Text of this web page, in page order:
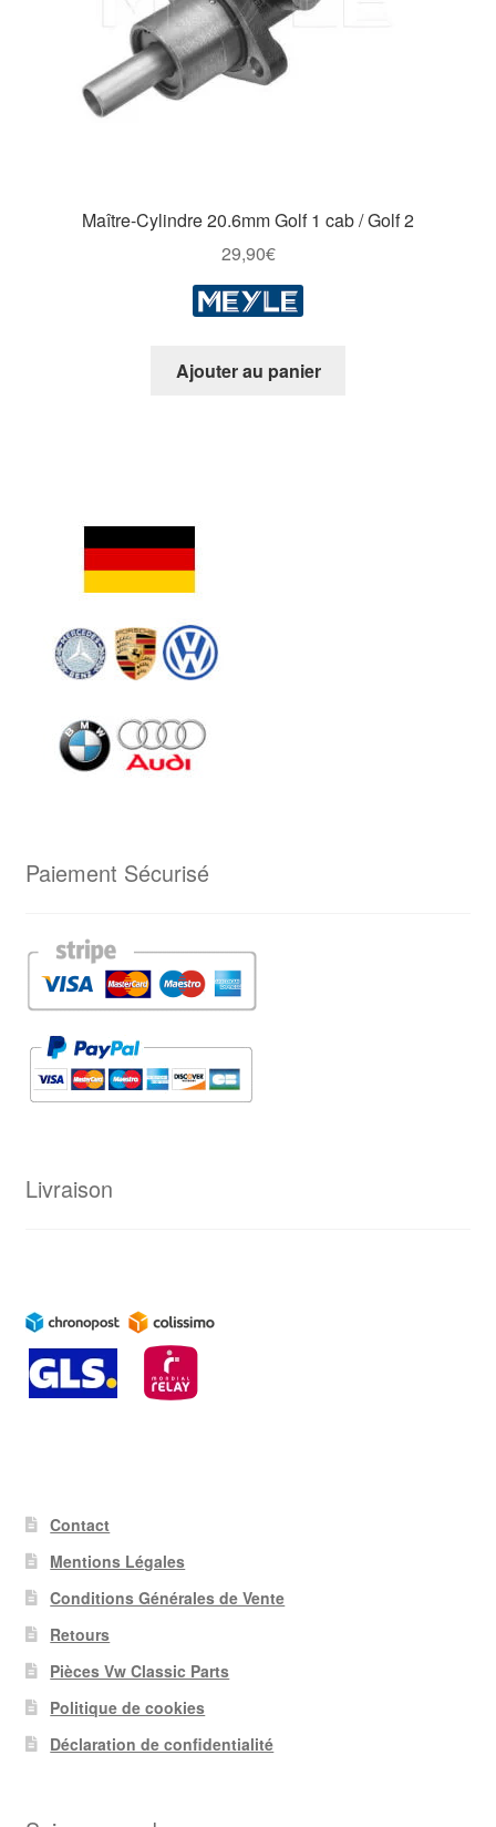
Maître-Cylindre 20.6mm Golf 1 cab / Golf 2
29,90€
Ajouter au panier
Paiement Sécurisé
Livraison
Contact
Mentions Légales
Conditions Générales de Vente
Retours
Pièces Vw Classic Parts
Politique de cookies
Déclaration de confidentialité